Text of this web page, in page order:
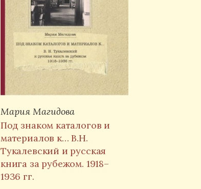
Мария Магидова
Под знаком каталогов и
материалов к… В.Н.
Тукалевский и русская
книга за рубежом. 1918–
1936 гг.